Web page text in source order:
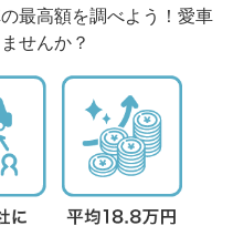
最高額を調べよう！愛車
せんか？